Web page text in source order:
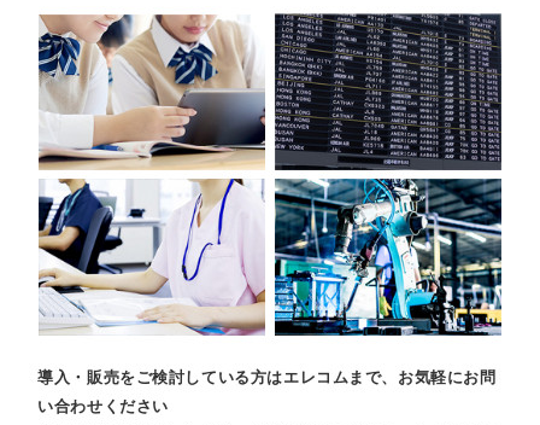
導入・販売をご検討している方はエレコムまで、お気軽にお問
い合わせください